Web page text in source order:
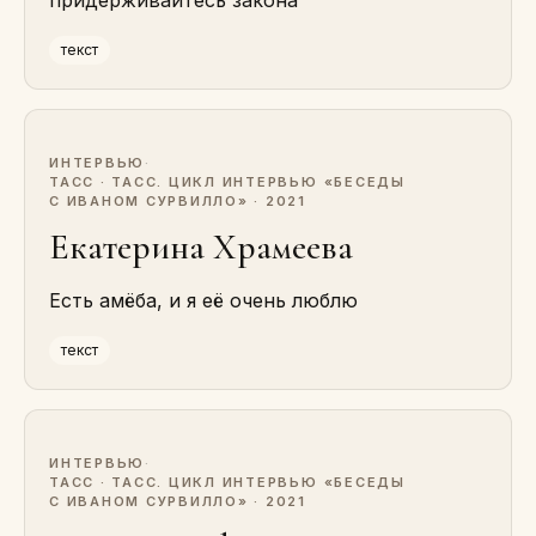
текст
ИНТЕРВЬЮ ·
ТАСС · ТАСС. ЦИКЛ ИНТЕРВЬЮ «БЕСЕДЫ
С ИВАНОМ СУРВИЛЛО» · 2021
Екатерина Храмеева
Есть амёба, и я её очень люблю
текст
ИНТЕРВЬЮ ·
ТАСС · ТАСС. ЦИКЛ ИНТЕРВЬЮ «БЕСЕДЫ
С ИВАНОМ СУРВИЛЛО» · 2021